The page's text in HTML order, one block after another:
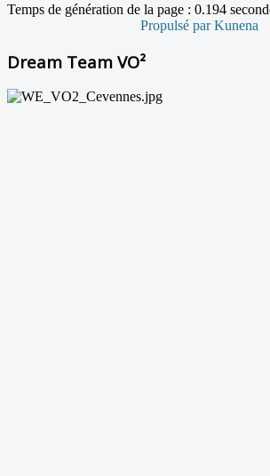
Temps de génération de la page : 0.194
Propulsé parKunena
Dream Team VO²